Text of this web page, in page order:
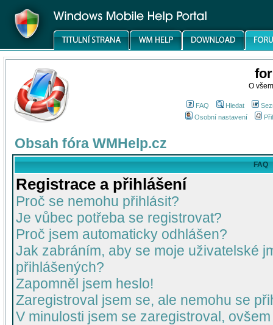
O
FAQ Hledat
Osobní nastavení
Obsah fóra WMHelp.cz
FAQ
Registrace a přihlášení
Proč se nemohu přihlásit?
Je vůbec potřeba se registrovat?
Proč jsem automaticky odhlášen?
Jak zabráním, aby se moje uživatelské
přihlášených?
Zapomněl jsem heslo!
Zaregistroval jsem se, ale nemohu se
V minulosti jsem se zaregistroval,